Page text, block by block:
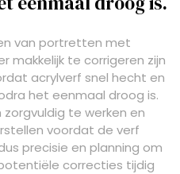
van portretten met
makkelijk te corrigeren zijn
acrylverf snel hecht en
het eenmaal droog is.
te werken en
voordat de verf
precisie en planning om
correcties tijdig